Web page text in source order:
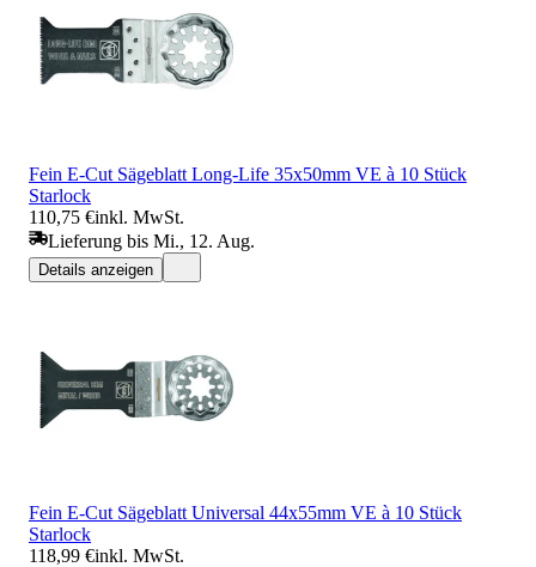
Fein E-Cut Sägeblatt Long-Life 35x50mm VE à 10 Stück
Starlock
110,75 €inkl. MwSt.
Lieferung bis Mi., 12. Aug.
Details anzeigen
Fein E-Cut Sägeblatt Universal 44x55mm VE à 10 Stück
Starlock
118,99 €inkl. MwSt.